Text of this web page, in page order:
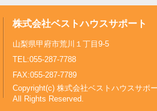
株式会社ベストハウスサポート
山梨県甲府市荒川１丁目9-5
TEL:055-287-7788
FAX:055-287-7789
Copyright(c) 株式会社ベストハウスサポ
All Rights Reserved.